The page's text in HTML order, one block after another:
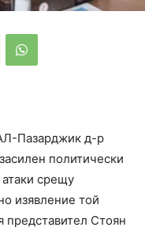
Пазарджик д-р
политически
срещу
изявление той
представител Стоян